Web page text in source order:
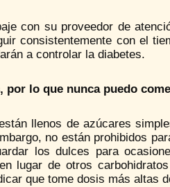
con su proveedor de
consistentemente con el
a controlar la diabetes.
por lo que nunca puedo
llenos de azúcares
no están prohibidos
los dulces para
lugar de otros
que tome dosis más altas